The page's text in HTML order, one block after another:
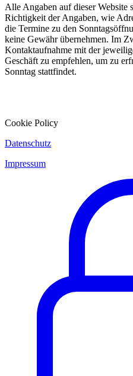
Alle Angaben auf dieser Website
Richtigkeit der Angaben, wie
die Termine zu den
keine Gewähr übernehmen. Im
Kontaktaufnahme mit der
Geschäft zu empfehlen, um zu
Sonntag stattfindet.
Cookie Policy
Datenschutz
Impressum